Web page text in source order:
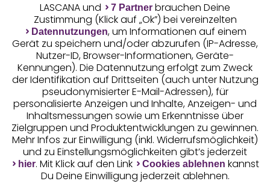
Geprüfte Sicherheit
Unsere Apps
LASCANA und 7 Partner brauchen Deine
Zustimmung (Klick auf „Ok”) bei vereinzelten
Datennutzungen, um Informationen auf einem
Gerät zu speichern und/oder abzurufen (IP-Adresse,
Nutzer-ID, Browser-Informationen, Geräte-
Kennungen). Die Datennutzung erfolgt zum Zweck
der Identifikation auf Drittseiten (auch unter Nutzung
pseudonymisierter E-Mail-Adressen), für
personalisierte Anzeigen und Inhalte, Anzeigen- und
Inhaltsmessungen sowie um Erkenntnisse über
Zielgruppen und Produktentwicklungen zu gewinnen.
Mehr Infos zur Einwilligung (inkl. Widerrufsmöglichkeit)
und zu Einstellungsmöglichkeiten gibt’s jederzeit
hier. Mit Klick auf den Link Cookies ablehnen kannst
Du Deine Einwilligung jederzeit ablehnen.